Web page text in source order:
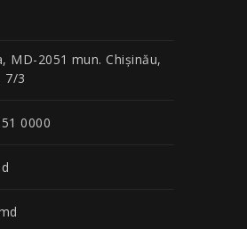
MD-2051 mun. Chişinău,
7/3
0000